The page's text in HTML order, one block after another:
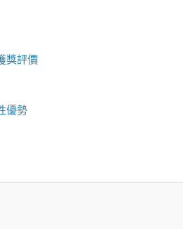
獎評價
優勢